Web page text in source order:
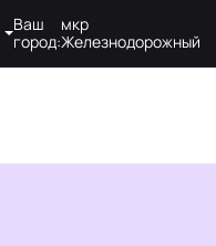
Ваш
город:
мкр
Железнодорожный